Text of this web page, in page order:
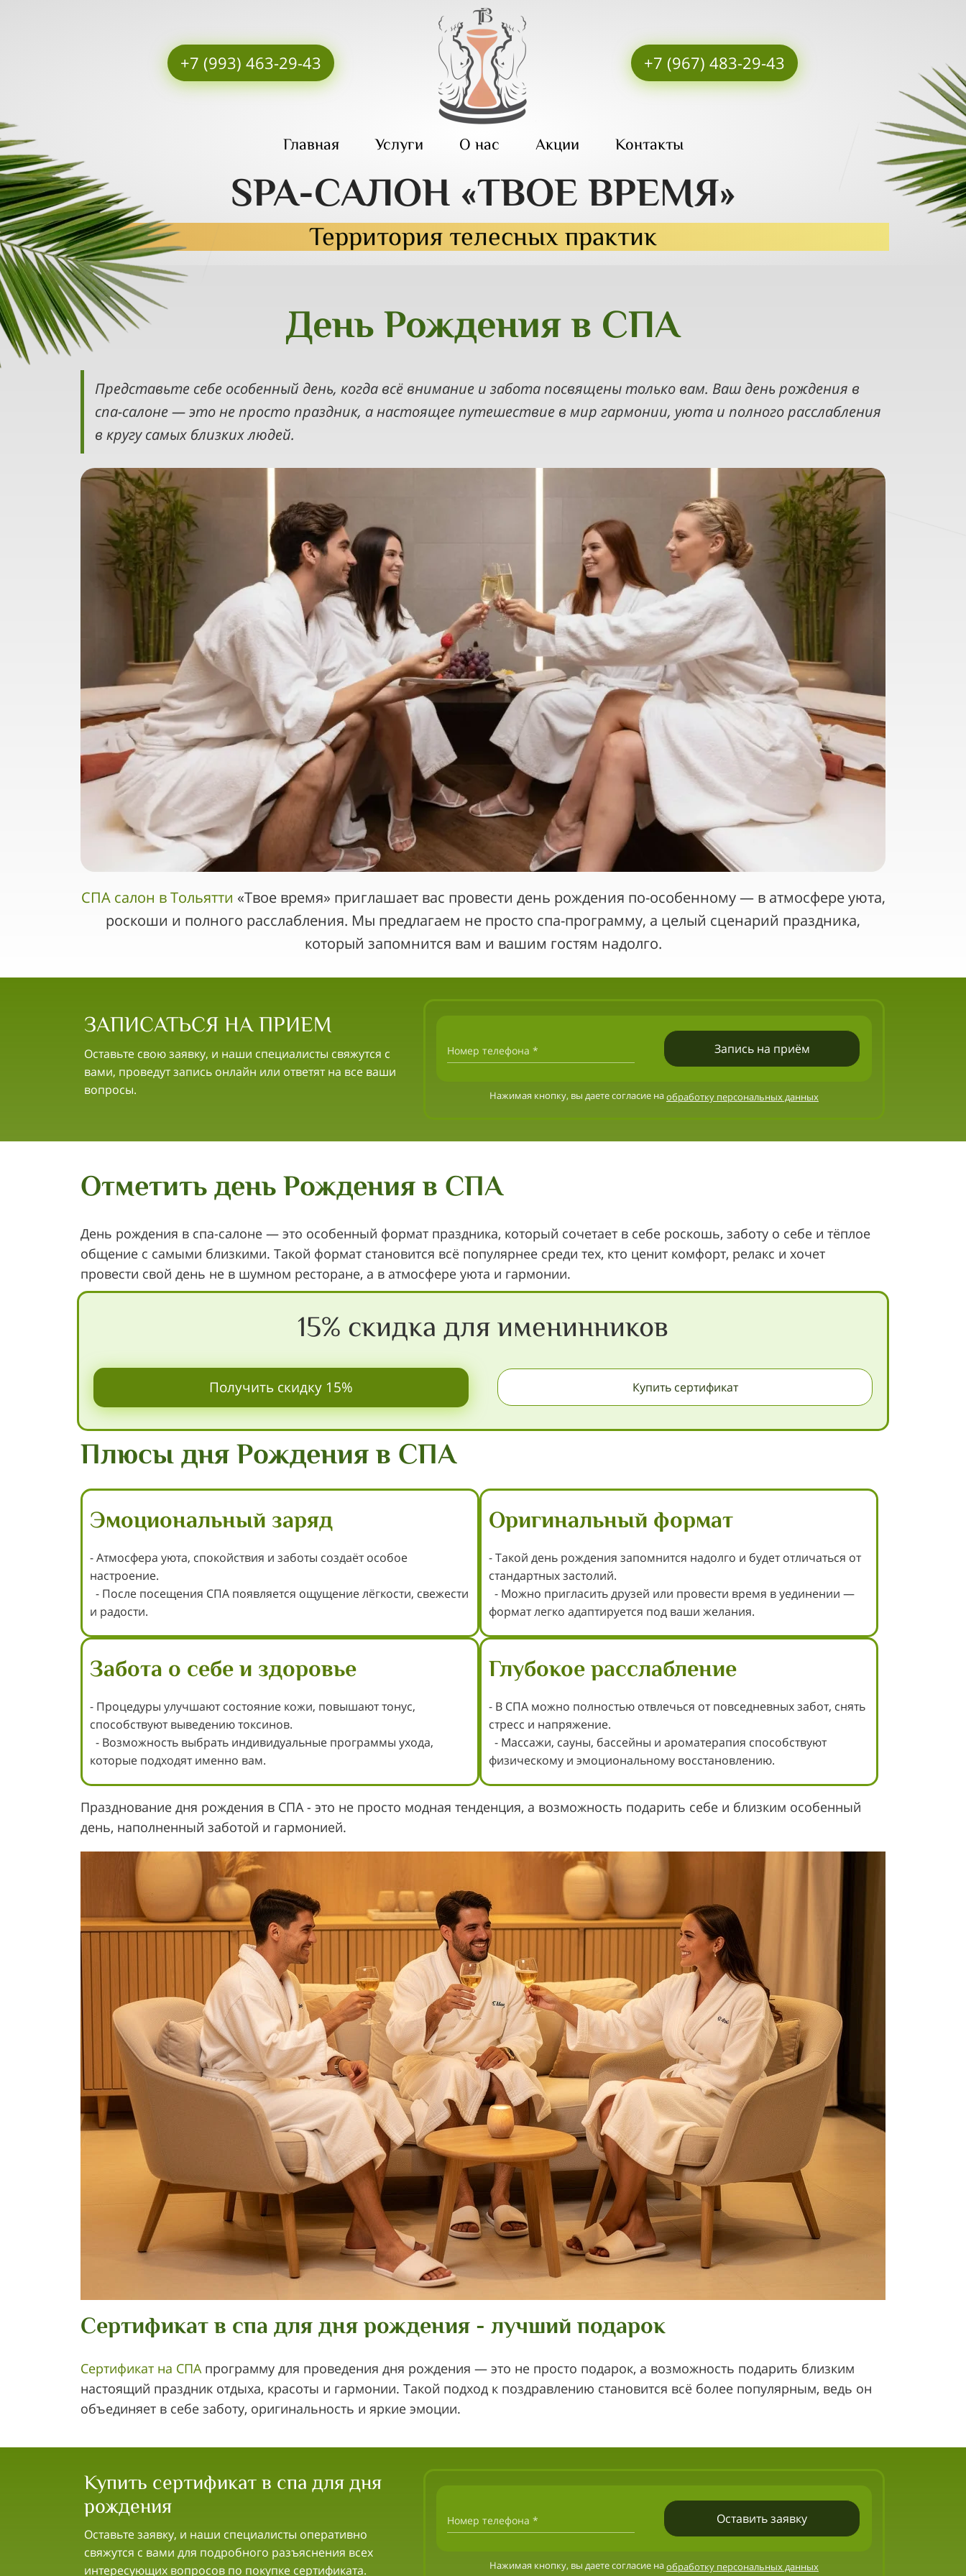
+7 (993) 463-29-43 +7 (967) 483-29-43
Главная Услуги О нас Акции Контакты
SPA-САЛОН «ТВОЕ ВРЕМЯ»
Территория телесных практик
День Рождения в СПА
Представьте себе особенный день, когда всё внимание и забота посвящены только вам. Ваш день рождения в
спа-салоне — это не просто праздник, а настоящее путешествие в мир гармонии, уюта и полного расслабления
в кругу самых близких людей.
СПА салон в Тольятти «Твое время» приглашает вас провести день рождения по-особенному — в атмосфере уюта,
роскоши и полного расслабления. Мы предлагаем не просто спа-программу, а целый сценарий праздника,
который запомнится вам и вашим гостям надолго.
ЗАПИСАТЬСЯ НА ПРИЕМ
Оставьте свою заявку, и наши специалисты свяжутся с
вами, проведут запись онлайн или ответят на все ваши
вопросы.
Номер телефона * Запись на приём
Нажимая кнопку, вы даете согласие наобработку персональных данных
Отметить день Рождения в СПА
День рождения в спа-салоне — это особенный формат праздника, который сочетает в себе роскошь, заботу о себе и тёплое
общение с самыми близкими. Такой формат становится всё популярнее среди тех, кто ценит комфорт, релакс и хочет
провести свой день не в шумном ресторане, а в атмосфере уюта и гармонии.
15% скидка для именинников
Получить скидку 15% Купить сертификат
Плюсы дня Рождения в СПА
Эмоциональный заряд
- Атмосфера уюта, спокойствия и заботы создаёт особое
настроение.
- После посещения СПА появляется ощущение лёгкости, свежести
и радости.
Оригинальный формат
- Такой день рождения запомнится надолго и будет отличаться от
стандартных застолий.
- Можно пригласить друзей или провести время в уединении —
формат легко адаптируется под ваши желания.
Забота о себе и здоровье
- Процедуры улучшают состояние кожи, повышают тонус,
способствуют выведению токсинов.
- Возможность выбрать индивидуальные программы ухода,
которые подходят именно вам.
Глубокое расслабление
- В СПА можно полностью отвлечься от повседневных забот, снять
стресс и напряжение.
- Массажи, сауны, бассейны и ароматерапия способствуют
физическому и эмоциональному восстановлению.
Празднование дня рождения в СПА - это не просто модная тенденция, а возможность подарить себе и близким особенный
день, наполненный заботой и гармонией.
Сертификат в спа для дня рождения - лучший подарок
Сертификат на СПАпрограмму для проведения дня рождения — это не просто подарок, а возможность подарить близким
настоящий праздник отдыха, красоты и гармонии. Такой подход к поздравлению становится всё более популярным, ведь он
объединяет в себе заботу, оригинальность и яркие эмоции.
Купить сертификат в спа для дня
рождения
Оставьте заявку, и наши специалисты оперативно
свяжутся с вами для подробного разъяснения всех
интересующих вопросов по покупке сертификата.
Номер телефона * Оставить заявку
Нажимая кнопку, вы даете согласие наобработку персональных данных